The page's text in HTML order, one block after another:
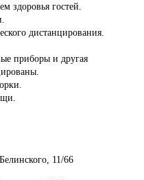
здоровья гостей.
дистанцирования.
приборы и другая
11/66